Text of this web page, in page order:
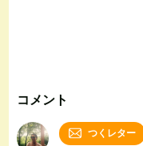
コメント
つくレター